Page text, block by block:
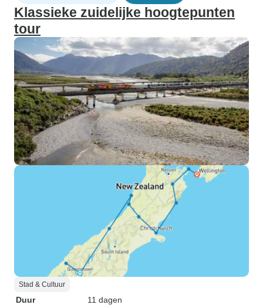
Klassieke zuidelijke hoogtepunten
tour
Stad & Cultuur
Duur
11 dagen